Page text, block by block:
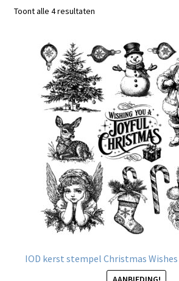
Blog / DIY / Tutorials
Over mij
Toont alle 4 resultatenGesorteerd
IOD kerst stempel Christmas